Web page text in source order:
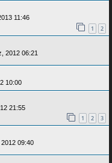
11:46
1 2
2012 06:21
10:00
21:55
1 2 3
09:40